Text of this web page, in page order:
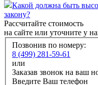
Какой должна быть
закону?
Рассчитайте стоимость
на сайте или уточните у
Позвонив по номеру:
8 (499) 281-59-61
или
Заказав звонок на ваш
Введите Ваш телефон